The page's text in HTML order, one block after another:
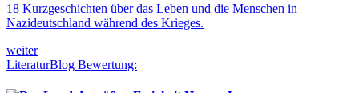
18 Kurzgeschichten über das Leben und die Menschen in
Nazideutschland während des Krieges.
weiter
LiteraturBlog Bewertung: